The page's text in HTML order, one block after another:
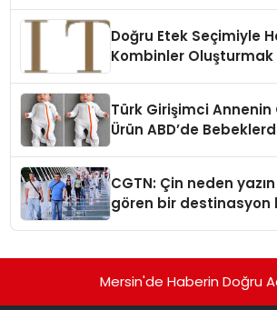
Doğru Etek Seçimiyle
Kombinler Oluşturmak
Türk Girişimci
Ürün ABD’de
CGTN: Çin neden
gören bir destinasyon
Mersin'de Haberin Doğru